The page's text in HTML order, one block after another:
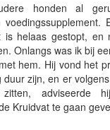
honden al
voedingssupplement.
is helaas gestopt, en
Onlangs was ik bij
hem. Hij vond het
duur zijn, en er
zitten, adviseerde
Kruidvat te gaan